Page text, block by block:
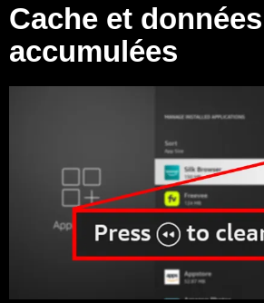
Cache et
accumulées